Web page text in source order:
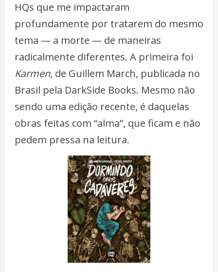
HQs que me impactaram
profundamente por tratarem do mesmo
tema — a morte — de maneiras
radicalmente diferentes. A primeira foi
Karmen, de Guillem March, publicada no
Brasil pela DarkSide Books. Mesmo não
sendo uma edição recente, é daquelas
obras feitas com “alma”, que ficam e não
pedem pressa na leitura.